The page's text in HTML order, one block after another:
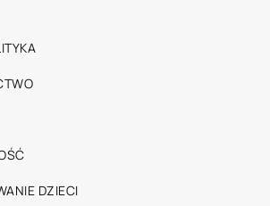
DZIECI